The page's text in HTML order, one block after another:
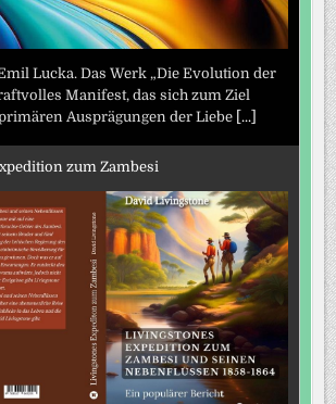
Lucka. Das Werk „Die Evolution der
Manifest, das sich zum Ziel
Ausprägungen der Liebe [...]
zum Zambesi